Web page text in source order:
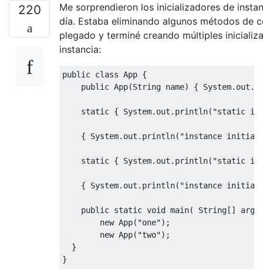
220
Me sorprendieron los inicializadores de
día. Estaba eliminando algunos métodos de
plegado y terminé creando múltiples
instancia:
public class App {
public App(String name) { System. out .
static { System. out . println( "static
{ System. out . println( "instance
static { System. out . println( "static
{ System. out . println( "instance
public static void main( String[]
new App( "one");
new App( "two");
}
}